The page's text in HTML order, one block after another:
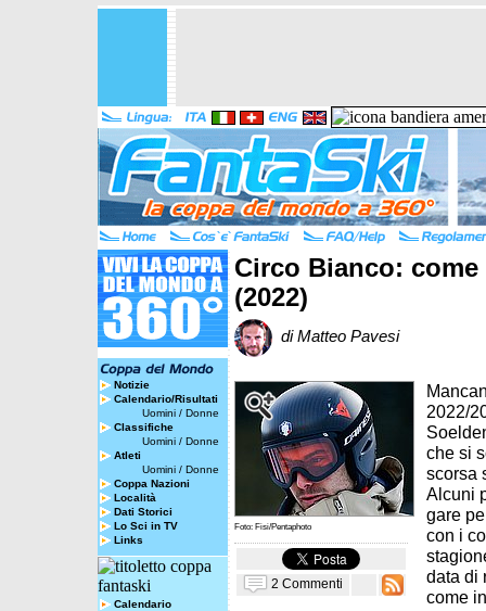
Notizie
Calendario/Risultati
Uomini / Donne
Classifiche
Uomini / Donne
Atleti
Uomini / Donne
Coppa Nazioni
Località
Dati Storici
Lo Sci in TV
Links
Calendario
Circo Bianco:
(2022)
di Matteo Pavesi
Foto: Fisi/Pentaphoto
2 Commenti
2022/
che si
scorsa
Alcuni
gare
con i
data di
come